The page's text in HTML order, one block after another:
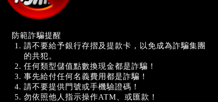
防範詐騙提醒
請不要給予銀行存摺及提款卡，以免成為詐騙集團
的共犯。
任何類型儲值點數換現金都是詐騙！
事先給付任何名義費用都是詐騙！
請不要提供門號或手機驗證碼！
勿依照他人指示操作ATM、或匯款！